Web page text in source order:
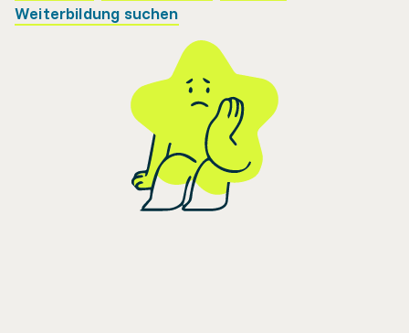
Weiterbildung suchen